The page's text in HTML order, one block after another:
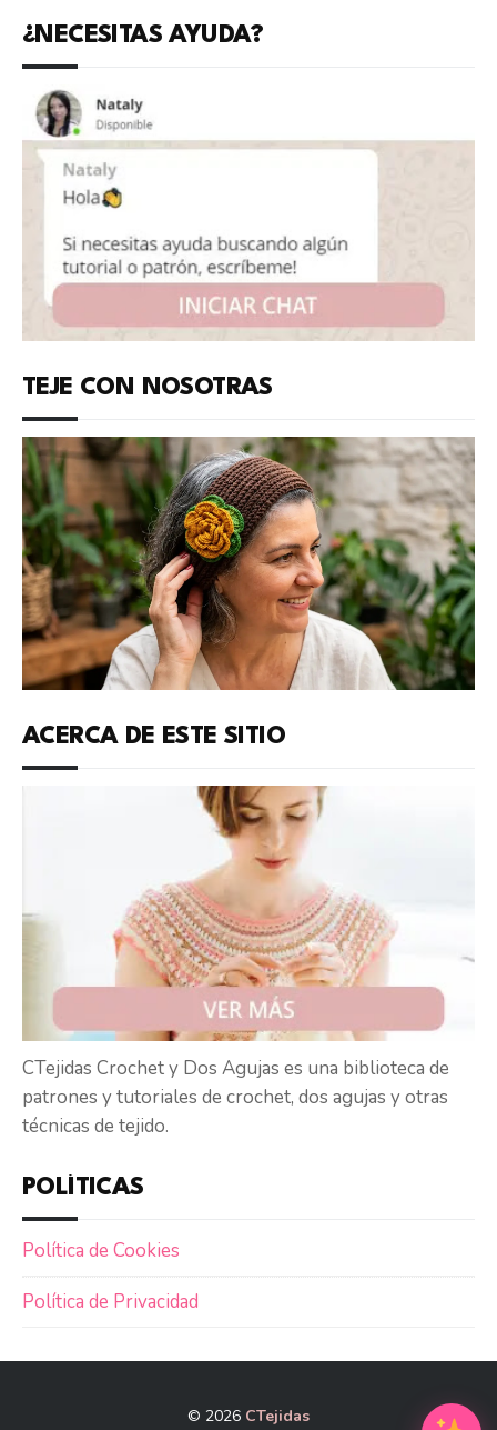
¿NECESITAS AYUDA?
TEJE CON NOSOTRAS
ACERCA DE ESTE SITIO
CTejidas Crochet y Dos Agujas es una biblioteca de
patrones y tutoriales de crochet, dos agujas y otras
técnicas de tejido.
POLÍTICAS
Política de Cookies
Política de Privacidad
© 2026 CTejidas